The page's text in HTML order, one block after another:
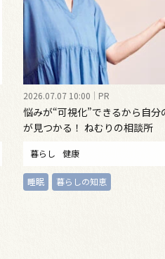
2026.07.07 10:00 PR
悩みが“可視化”できるから自
が見つかる！ ねむりの相談所
暮らし 健康
睡眠 暮らしの知恵